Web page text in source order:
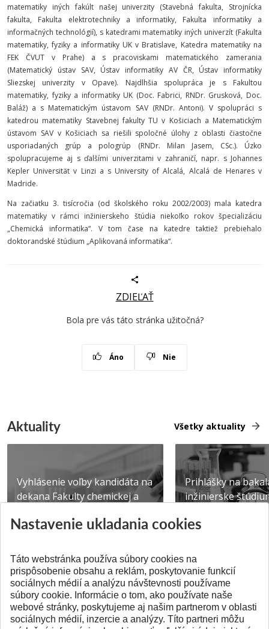
matematiky iných fakúlt našej univerzity (Stavebná fakulta, Strojnícka
fakulta, Fakulta elektrotechniky a informatiky, Fakulta informatiky a
informačných technológií), s katedrami matematiky iných univerzít (Fakulta
matematiky, fyziky a informatiky UK v Bratislave, Katedra matematiky na
FEK ČVUT v Prahe) a s pracoviskami matematického zamerania
(Matematický ústav SAV, Ústav informatiky AV ČR, Ústav informatiky
Sliezskej univerzity v Opave). Najdlhšia spolupráca je s Fakultou
matematiky, fyziky a informatiky UK (Doc. Fabrici, RNDr. Grusková, Doc.
Baláž) a s Matematickým ústavom SAV (RNDr. Antoni). V spolupráci s
katedrou matematiky Stavebnej fakulty TU v Košiciach a Matematickým
ústavom SAV v Košiciach sa riešili spoločné úlohy z oblasti čiastočne
usporiadaných grúp a pologrúp (RNDr. Milan Jasem, CSc.). Úzko
spolupracujeme aj s ďalšími univerzitami v zahraničí, napr. s Johannes
Kepler Universität v Linzi a s University of Alcalá, Alcalá de Henares v
Madride.
Na začiatku 3. tisícročia (od školského roku 2002/2003) mala katedra
matematiky v rámci inžinierskeho štúdia niekoľko rokov špecializáciu
„Chemická informatika“. V tom čase na katedre taktiež prebiehalo
doktorandské štúdium „Aplikovaná informatika“.
ZDIEĽAŤ
Bola pre vás táto stránka užitočná?
Áno Nie
Aktuality Všetky aktuality
Vyhlásenie voľby kandidáta na
dekana Fakulty chemickej a
Publikované 31.07.2026
Prihlášky na
inžinierske
Publikované
SPÄŤ NA VRCH
Nastavenie ukladania cookies
Táto webstránka používa súbory cookies na
prispôsobenie obsahu a reklám, poskytovanie funkcií
sociálnych médií a analýzu návštevnosti používame
súbory cookie. Informácie o tom, ako používate naše
webové stránky, poskytujeme aj našim partnerom v oblasti
sociálnych médií, inzercie a analýzy. Títo partneri môžu